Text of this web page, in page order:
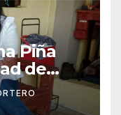
Piña
de
la